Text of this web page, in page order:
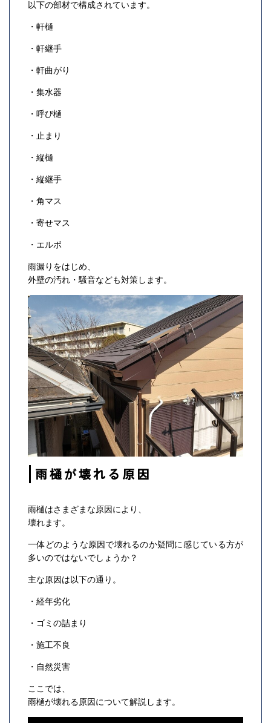
以下の部材で構成されています。
・軒樋
・軒継手
・軒曲がり
・集水器
・呼び樋
・止まり
・縦樋
・縦継手
・角マス
・寄せマス
・エルボ
雨漏りをはじめ、
外壁の汚れ・騒音なども対策します。
雨樋が壊れる原因
雨樋はさまざまな原因により、
壊れます。
一体どのような原因で壊れるのか疑問に感じている方が
多いのではないでしょうか？
主な原因は以下の通り。
・経年劣化
・ゴミの詰まり
・施工不良
・自然災害
ここでは、
雨樋が壊れる原因について解説します。